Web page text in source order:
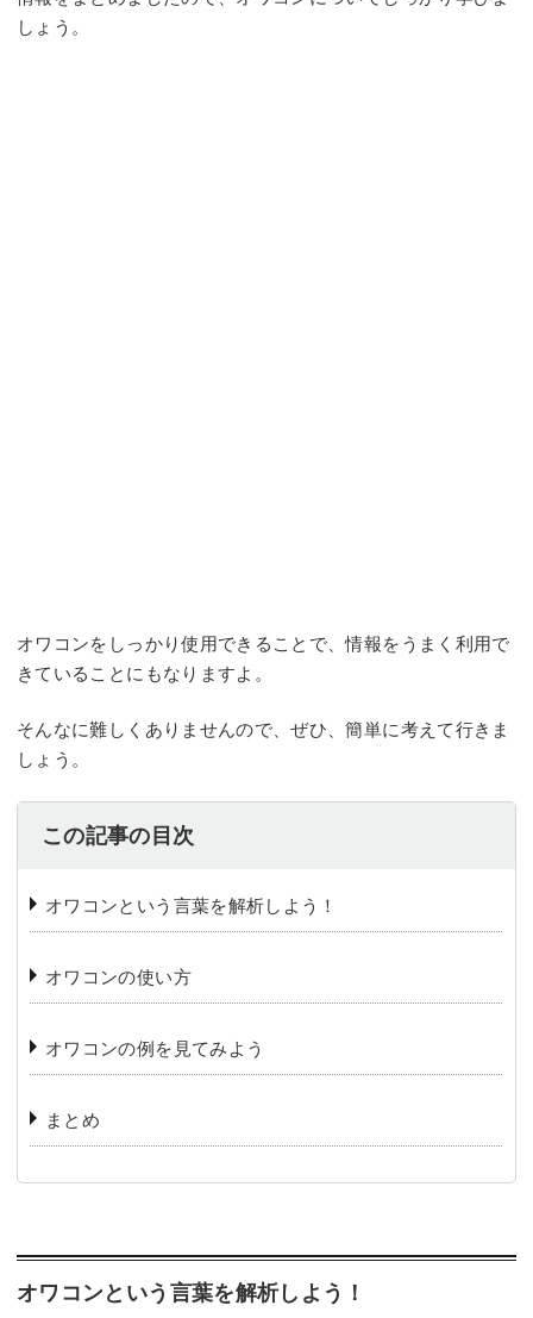
しょう。
オワコンをしっかり使用できることで、情報をうまく利用で
きていることにもなりますよ。
そんなに難しくありませんので、ぜひ、簡単に考えて行きま
しょう。
この記事の目次
オワコンという言葉を解析しよう！
オワコンの使い方
オワコンの例を見てみよう
まとめ
オワコンという言葉を解析しよう！